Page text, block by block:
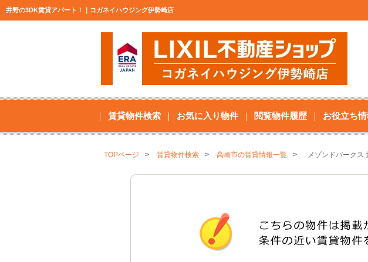
井野の3DK賃貸アパート！｜コガネイハウジング伊勢崎店
賃貸物件検索 お気に入り物件 閲覧物件履歴 お役立ち
TOPページ 賃貸物件検索 高崎市の賃貸情報一覧 メゾンドパークス